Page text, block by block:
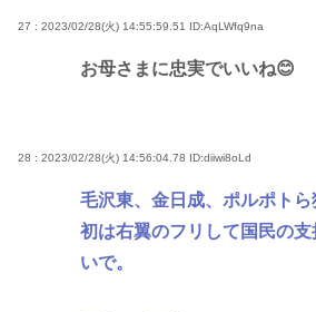
27 : 2023/02/28(火) 14:55:59.51 ID:AqLWfq9na
お母さまに忠実でいいね😊
28 : 2023/02/28(火) 14:56:04.78 ID:diiwi8oLd
毛沢東、金日成、ポルポト
初は右翼のフリして国民の
いで。